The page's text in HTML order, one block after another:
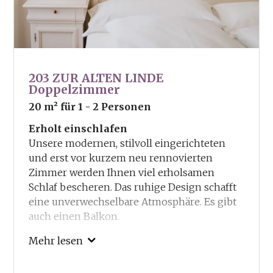
203 ZUR ALTEN LINDE
Doppelzimmer
20 m² für 1 - 2 Personen
Erholt einschlafen
Unsere modernen, stilvoll eingerichteten
und erst vor kurzem neu rennovierten
Zimmer werden Ihnen viel erholsamen
Schlaf bescheren. Das ruhige Design schafft
eine unverwechselbare Atmosphäre. Es gibt
auch einen Balkon.
Unsere Inklusivleitungen:
Mehr lesen